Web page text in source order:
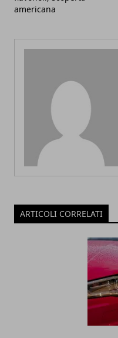
americana
ARTICOLI CORRELATI